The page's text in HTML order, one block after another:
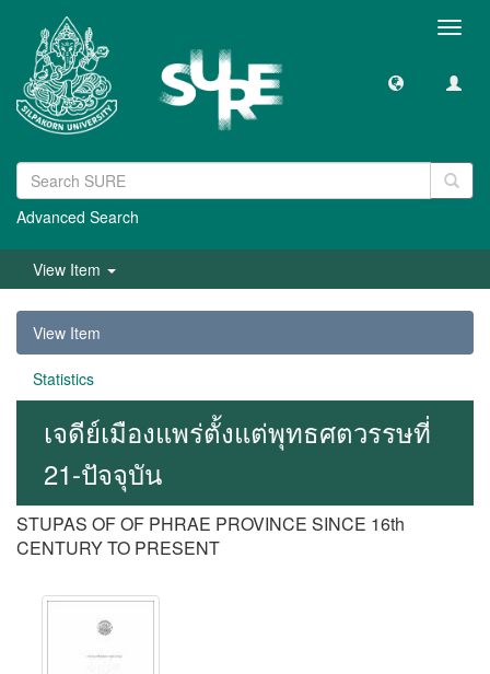
Advanced Search
View Item
View Item
Statistics
เจดีย์เมืองแพร่ตั้งแต่พุทธศตวรรษที่
21-ปัจจุบัน
STUPAS OF OF PHRAE PROVINCE SINCE 16th
CENTURY TO PRESENT